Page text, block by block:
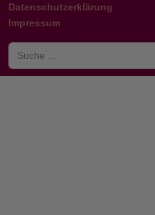
Datenschutzerklärung
Impressum
Suchen